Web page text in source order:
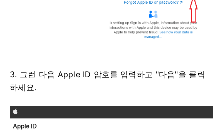
3. 그런 다음 Apple ID 암호를 입력하고 "다음"을 클릭
하세요.